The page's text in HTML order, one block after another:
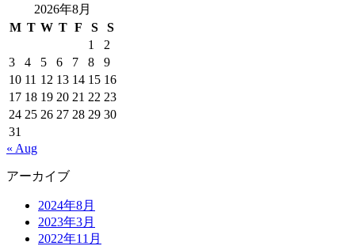
2026年8月
M T W T F S
S
1
2
3
4 5 6 7 8
9
10 11 12 13 14 15 16
17 18 19 20 21 22 23
24 25 26 27 28 29 30
31
« Aug
アーカイブ
2024年8月
2023年3月
2022年11月